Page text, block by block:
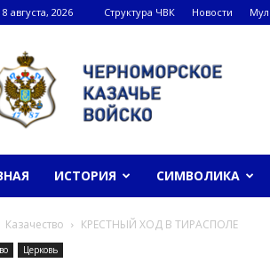
августа, 2026 Структура ЧВК Новости
Черноморское
казачье
войско
ИСТОРИЯ СИМВОЛИКА
Казачество КРЕСТНЫЙ ХОД В ТИРАСПОЛЕ
Церковь